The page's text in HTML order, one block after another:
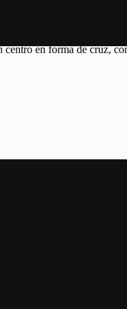
en la página de producto